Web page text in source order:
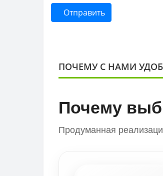
Отправить
ПОЧЕМУ С НАМИ
Почему
Продуманная